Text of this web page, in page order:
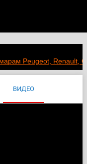
Peugeot, Renault,
ВИДЕО